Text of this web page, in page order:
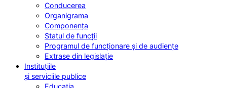
Conducerea
Organigrama
Componența
Statul de funcții
Programul de funcționare și de audiențe
Extrase din legislație
Instituțiile
și serviciile publice
Educația